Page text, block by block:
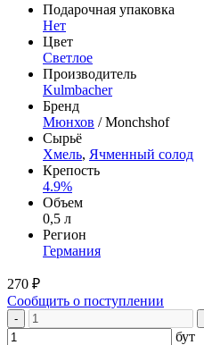
Подарочная упаковка
Нет
Цвет
Светлое
Производитель
Kulmbacher
Бренд
Мюнхов / Monchshof
Сырьё
Хмель, Ячменный солод
Крепость
4.9%
Объем
0,5 л
Регион
Германия
270 ₽
Сообщить о поступлении
-
бут